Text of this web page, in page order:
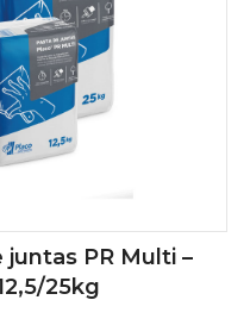
juntas PR Multi –
25kg